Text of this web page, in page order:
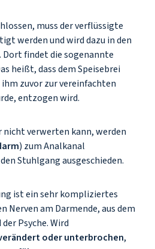
muss der verflüssigte
werden und wird dazu in den
findet die sogenannte
heißt, dass dem Speisebrei
zuvor zur vereinfachten
entzogen wird.
nicht verwerten kann, werden
) zum Analkanal
Stuhlgang ausgeschieden.
ist ein sehr kompliziertes
Nerven am Darmende, aus dem
Psyche. Wird
oder unterbrochen,